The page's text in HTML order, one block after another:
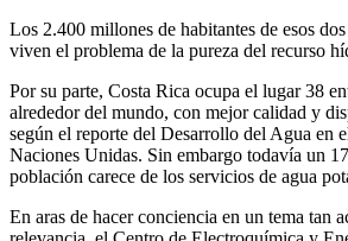
Los 2.400 millones de habitantes de esos
viven el problema de la pureza del recurso
Por su parte, Costa Rica ocupa el lugar 38
alrededor del mundo, con mejor calidad y
según el reporte del Desarrollo del Agua en
Naciones Unidas. Sin embargo todavía un
población carece de los servicios de agua
En aras de hacer conciencia en un tema tan